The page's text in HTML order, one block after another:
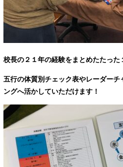
校長の２１年の経験をまとめたたった
五行の体質別チェック表やレーダーチ
ングへ活かしていただけます！